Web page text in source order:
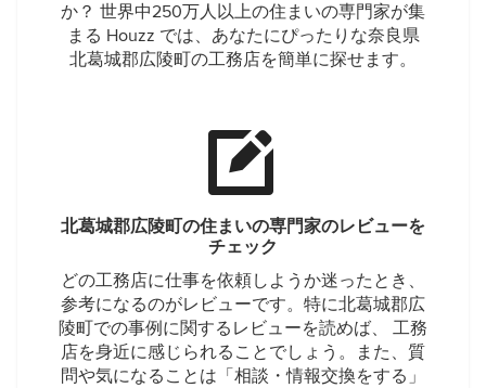
か？ 世界中250万人以上の住まいの専門家が集
まる Houzz では、あなたにぴったりな奈良県
北葛城郡広陵町の工務店を簡単に探せます。
北葛城郡広陵町の住まいの専門家のレビューを
チェック
どの工務店に仕事を依頼しようか迷ったとき、
参考になるのがレビューです。特に北葛城郡広
陵町での事例に関するレビューを読めば、 工務
店を身近に感じられることでしょう。また、質
問や気になることは「相談・情報交換をする」